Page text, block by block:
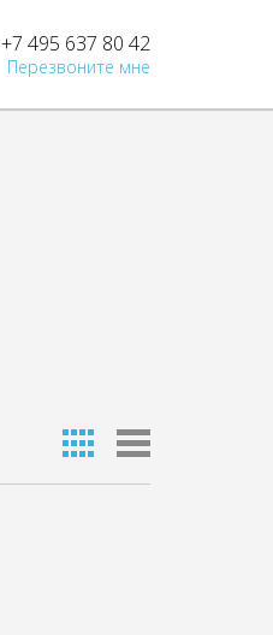
+7 495 637 80 42
Перезвоните мне